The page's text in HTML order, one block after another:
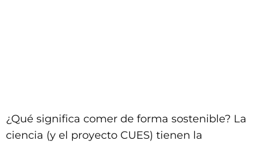
¿Qué significa comer de forma sostenible? La
ciencia (y el proyecto CUES) tienen la